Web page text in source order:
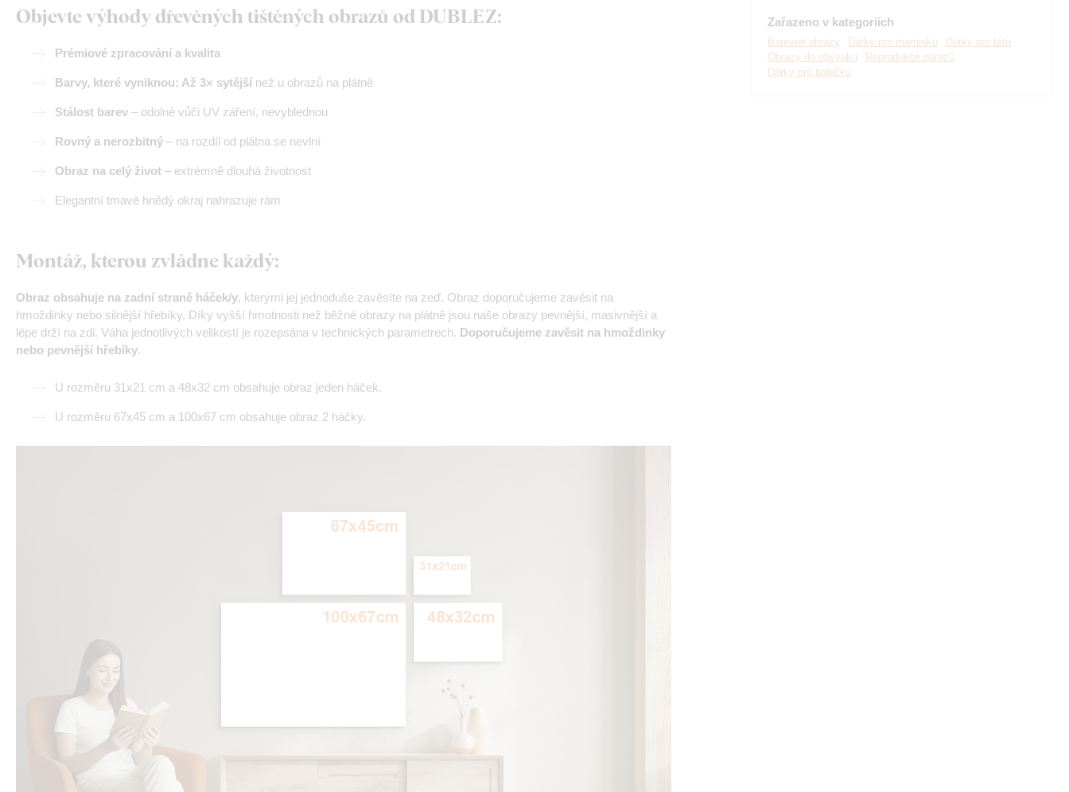
Objevte výhody dřevěných tištěných obrazů od DUBLEZ:
Prémiové zpracování a kvalita
Barvy, které vyniknou: Až 3× sytější než u obrazů na plátně
Stálost barev – odolné vůči UV záření, nevyblednou
Rovný a nerozbitný – na rozdíl od plátna se nevlní
Obraz na celý život – extrémně dlouhá životnost
Elegantní tmavě hnědý okraj nahrazuje rám
Montáž, kterou zvládne každý:
Obraz obsahuje na zadní straně háček/y, kterými jej jednoduše zavěsíte na zeď. Obraz doporučujeme zavěsit na
hmoždinky nebo silnější hřebíky. Díky vyšší hmotnosti než běžné obrazy na plátně jsou naše obrazy pevnější, masivnější a
lépe drží na zdi. Váha jednotlivých velikostí je rozepsána v technických parametrech. Doporučujeme zavěsit na hmoždinky
nebo pevnější hřebíky.
U rozměru 31x21 cm a 48x32 cm obsahuje obraz jeden háček.
U rozměru 67x45 cm a 100x67 cm obsahuje obraz 2 háčky.
Zařazeno v kategoriích
Barevné obrazy Dárky pro maminku
Dárky pro tátu
Obrazy do obýváku
Reprodukce obrazů
Dárky pro babičku